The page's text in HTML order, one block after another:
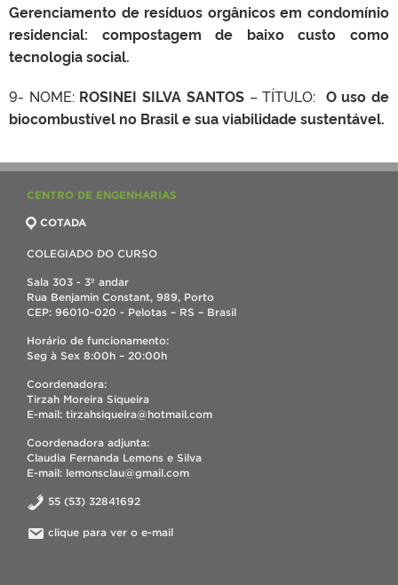
Gerenciamento de resíduos orgânicos em condomínio
residencial: compostagem de baixo custo como
tecnologia social.
9- NOME: ROSINEI SILVA SANTOS – TÍTULO: O uso de
biocombustível no Brasil e sua viabilidade sustentável.
CENTRO DE ENGENHARIAS
COTADA
COLEGIADO DO CURSO
Sala 303 - 3º andar
Rua Benjamin Constant, 989, Porto
CEP: 96010-020 - Pelotas – RS – Brasil
Horário de funcionamento:
Seg à Sex 8:00h – 20:00h
Coordenadora:
Tirzah Moreira Siqueira
E-mail: tirzahsiqueira@hotmail.com
Coordenadora adjunta:
Claudia Fernanda Lemons e Silva
E-mail: lemonsclau@gmail.com
55 (53) 32841692
clique para ver o e-mail